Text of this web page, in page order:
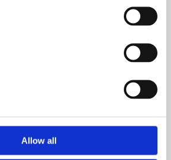
Allow all
for selv at vælge hvem de ønsker
teetid. På travle dage henviser vi
funktion.
der ønsker at møde andre